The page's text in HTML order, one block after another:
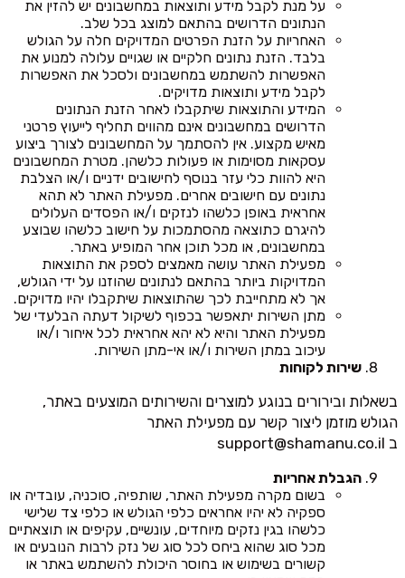
על מנת לקבל מידע ותוצאות במחשבונים יש להזין את
הנתונים הדרושים בהתאם למוצג בכל שלב.
האחריות על הזנת הפרטים המדויקים חלה על הגולש
בלבד. הזנת נתונים חלקיים או שגויים עלולה למנוע את
האפשרות להשתמש במחשבונים ולסכל את האפשרות
לקבל מידע ותוצאות מדויקים.
המידע והתוצאות שיתקבלו לאחר הזנת הנתונים
הדרושים במחשבונים אינם מהווים תחליף לייעוץ פרטני
מאיש מקצוע. אין להסתמך על המחשבונים לצורך ביצוע
עסקאות מסוימות או פעולות כלשהן. מטרת המחשבונים
היא להוות כלי עזר בנוסף לחישובים ידניים ו/או הצלבת
נתונים עם חישובים אחרים. מפעילת האתר לא תהא
אחראית באופן כלשהו לנזקים ו/או הפסדים העלולים
להיגרם כתוצאה מהסתמכות על חישוב כלשהו שבוצע
במחשבונים, או מכל תוכן אחר המופיע באתר.
מפעילת האתר עושה מאמצים לספק את התוצאות
המדויקות ביותר בהתאם לנתונים שהוזנו על ידי הגולש,
אך לא מתחייבת לכך שהתוצאות שיתקבלו יהיו מדויקים.
מתן השירות יתאפשר בכפוף לשיקול דעתה הבלעדי של
מפעילת האתר והיא לא יהא אחראית לכל איחור ו/או
עיכוב במתן השירות ו/או אי-מתן השירות.
שירות לקוחות
בשאלות ובירורים בנוגע למוצרים והשירותים המוצעים באתר,
הגולש מוזמן ליצור קשר עם מפעילת האתר
ב support@shamanu.co.il
הגבלת אחריות
בשום מקרה מפעילת האתר, שותפיה, סוכניה, עובדיה או
ספקיה לא יהיו אחראים כלפי הגולש או כלפי צד שלישי
כלשהו בגין נזקים מיוחדים, עונשיים, עקיפים או תוצאתיים
מכל סוג שהוא ביחס לכל סוג של נזק לרבות הנובעים או
קשורים בשימוש או בחוסר היכולת להשתמש באתר או